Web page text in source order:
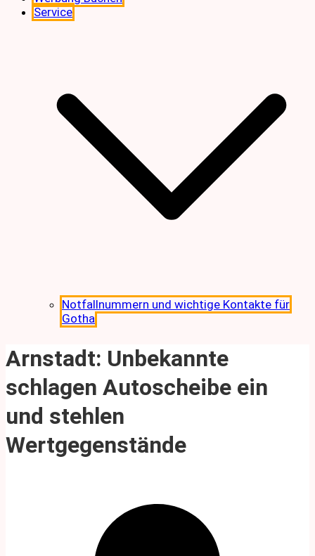
Service
Notfallnummern und wichtige Kontakte für
Gotha
Arnstadt: Unbekannte
schlagen Autoscheibe ein
und stehlen
Wertgegenstände